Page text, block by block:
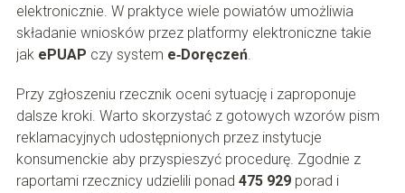
elektronicznie. W praktyce wiele powiatów umożliwia
składanie wniosków przez platformy elektroniczne takie
jak ePUAP czy system e‑Doręczeń.
Przy zgłoszeniu rzecznik oceni sytuację i zaproponuje
dalsze kroki. Warto skorzystać z gotowych wzorów pism
reklamacyjnych udostępnionych przez instytucje
konsumenckie aby przyspieszyć procedurę. Zgodnie z
raportami rzecznicy udzielili ponad 475 929porad i